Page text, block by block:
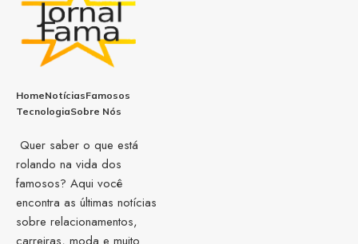
HomeNotíciasFamosos
TecnologiaSobre Nós
Quer saber o que está
rolando na vida dos
famosos? Aqui você
encontra as últimas notícias
sobre relacionamentos,